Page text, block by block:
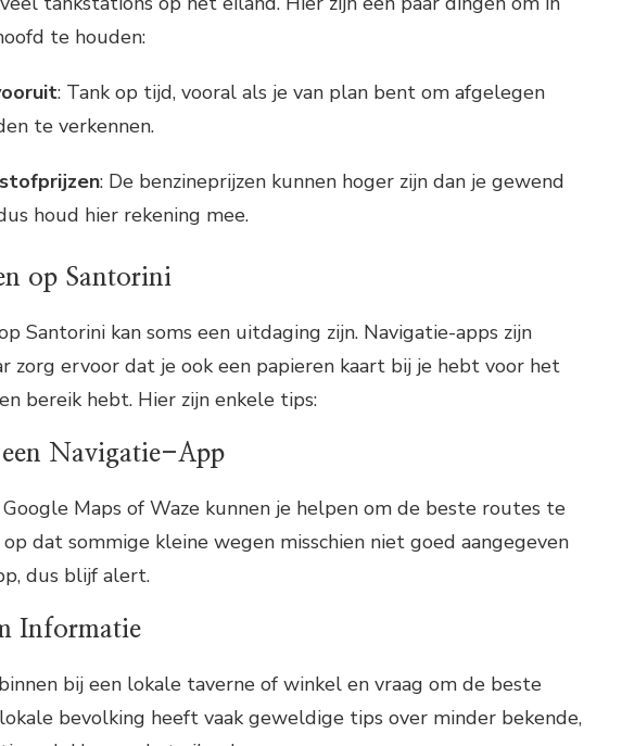
te houden:
: Tank op tijd, vooral als je van plan bent om afgelegen
te verkennen.
: De benzineprijzen kunnen hoger zijn dan je gewend
houd hier rekening mee.
op Santorini
Santorini kan soms een uitdaging zijn. Navigatie-apps zijn
zorg ervoor dat je ook een papieren kaart bij je hebt voor het
bereik hebt. Hier zijn enkele tips:
Navigatie-App
Maps of Waze kunnen je helpen om de beste routes te
dat sommige kleine wegen misschien niet goed aangegeven
dus blijf alert.
Informatie
bij een lokale taverne of winkel en vraag om de beste
bevolking heeft vaak geweldige tips over minder bekende,